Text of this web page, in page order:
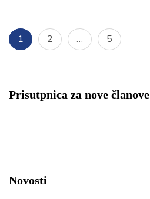
Posts
Page
1 Page
2 … Page
5
Prisutpnica za nove članove
Novosti